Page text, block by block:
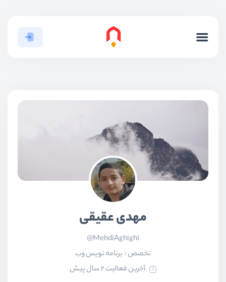
مهدی عقیقی
MehdiAghighi@
تخصص : برنامه نویس وب
آخرین فعالیت 2 سال پیش